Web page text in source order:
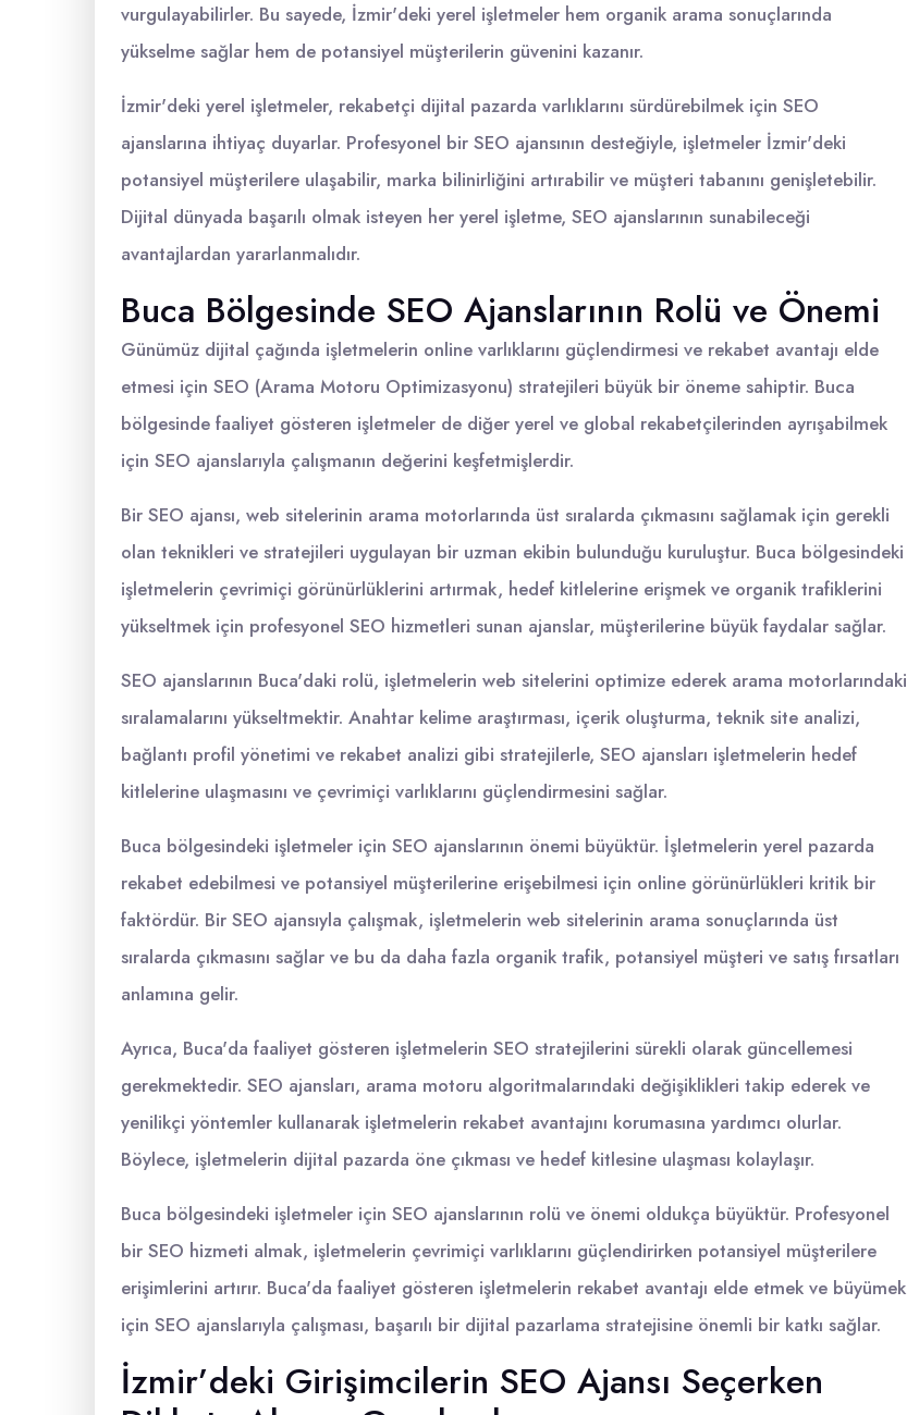
vurgulayabilirler. Bu sayede, İzmir'deki yerel işletmeler hem organik arama sonuçlarında
yükselme sağlar hem de potansiyel müşterilerin güvenini kazanır.
İzmir'deki yerel işletmeler, rekabetçi dijital pazarda varlıklarını sürdürebilmek için SEO
ajanslarına ihtiyaç duyarlar. Profesyonel bir SEO ajansının desteğiyle, işletmeler İzmir'deki
potansiyel müşterilere ulaşabilir, marka bilinirliğini artırabilir ve müşteri tabanını genişletebilir.
Dijital dünyada başarılı olmak isteyen her yerel işletme, SEO ajanslarının sunabileceği
avantajlardan yararlanmalıdır.
Buca Bölgesinde SEO Ajanslarının Rolü ve Önemi
Günümüz dijital çağında işletmelerin online varlıklarını güçlendirmesi ve rekabet avantajı elde
etmesi için SEO (Arama Motoru Optimizasyonu) stratejileri büyük bir öneme sahiptir. Buca
bölgesinde faaliyet gösteren işletmeler de diğer yerel ve global rekabetçilerinden ayrışabilmek
için SEO ajanslarıyla çalışmanın değerini keşfetmişlerdir.
Bir SEO ajansı, web sitelerinin arama motorlarında üst sıralarda çıkmasını sağlamak için gerekli
olan teknikleri ve stratejileri uygulayan bir uzman ekibin bulunduğu kuruluştur. Buca bölgesindeki
işletmelerin çevrimiçi görünürlüklerini artırmak, hedef kitlelerine erişmek ve organik trafiklerini
yükseltmek için profesyonel SEO hizmetleri sunan ajanslar, müşterilerine büyük faydalar sağlar.
SEO ajanslarının Buca'daki rolü, işletmelerin web sitelerini optimize ederek arama motorlarındaki
sıralamalarını yükseltmektir. Anahtar kelime araştırması, içerik oluşturma, teknik site analizi,
bağlantı profil yönetimi ve rekabet analizi gibi stratejilerle, SEO ajansları işletmelerin hedef
kitlelerine ulaşmasını ve çevrimiçi varlıklarını güçlendirmesini sağlar.
Buca bölgesindeki işletmeler için SEO ajanslarının önemi büyüktür. İşletmelerin yerel pazarda
rekabet edebilmesi ve potansiyel müşterilerine erişebilmesi için online görünürlükleri kritik bir
faktördür. Bir SEO ajansıyla çalışmak, işletmelerin web sitelerinin arama sonuçlarında üst
sıralarda çıkmasını sağlar ve bu da daha fazla organik trafik, potansiyel müşteri ve satış fırsatları
anlamına gelir.
Ayrıca, Buca'da faaliyet gösteren işletmelerin SEO stratejilerini sürekli olarak güncellemesi
gerekmektedir. SEO ajansları, arama motoru algoritmalarındaki değişiklikleri takip ederek ve
yenilikçi yöntemler kullanarak işletmelerin rekabet avantajını korumasına yardımcı olurlar.
Böylece, işletmelerin dijital pazarda öne çıkması ve hedef kitlesine ulaşması kolaylaşır.
Buca bölgesindeki işletmeler için SEO ajanslarının rolü ve önemi oldukça büyüktür. Profesyonel
bir SEO hizmeti almak, işletmelerin çevrimiçi varlıklarını güçlendirirken potansiyel müşterilere
erişimlerini artırır. Buca'da faaliyet gösteren işletmelerin rekabet avantajı elde etmek ve büyümek
için SEO ajanslarıyla çalışması, başarılı bir dijital pazarlama stratejisine önemli bir katkı sağlar.
İzmir’deki Girişimcilerin SEO Ajansı Seçerken